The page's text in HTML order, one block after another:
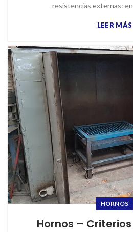
resistencias externas:
LEER MÁS
HORNOS
Hornos –